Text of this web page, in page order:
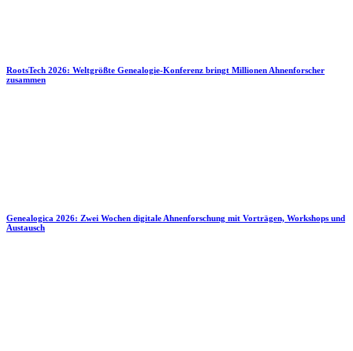
RootsTech 2026: Weltgrößte Genealogie-Konferenz bringt Millionen Ahnenforscher
zusammen
Genealogica 2026: Zwei Wochen digitale Ahnenforschung mit Vorträgen, Workshops und
Austausch